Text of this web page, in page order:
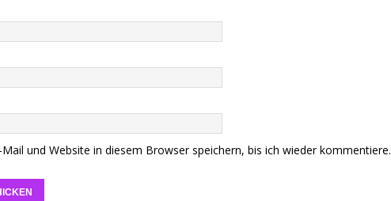
und Website in diesem Browser speichern, bis ich wieder kommentiere.